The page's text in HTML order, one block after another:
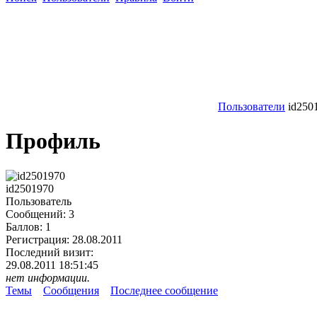
Пользователи
Профиль
id2501970
Пользователь
Сообщений: 3
Баллов: 1
Регистрация: 28.08.2011
Последний визит:
29.08.2011 18:51:45
нет информации.
Темы
Сообщения Последнее сообщение